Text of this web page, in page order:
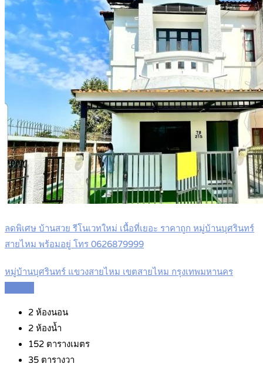
ลดพิเศษ บ้านสวย รีโนเวทใหม่ เนื้อที่เยอะ ราคาถูก หมู่บ้านบุศรินทร์
สายไหม พร้อมอยู่ โทร 0626879999
หมู่บ้านบุศรินทร์ แขวงสายไหม เขตสายไหม กรุงเทพมหานคร
2 ห้องนอน
2 ห้องน้ำ
152 ตารางเมตร
35 ตารางวา